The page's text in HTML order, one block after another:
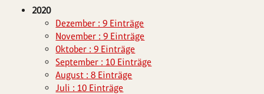
2020
Dezember : 9 Einträge
November : 9 Einträge
Oktober : 9 Einträge
September : 10 Einträge
August : 8 Einträge
Juli : 10 Einträge